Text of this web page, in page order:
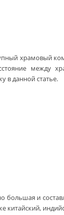
храмовый
в данной статье.
большая и
китайский,